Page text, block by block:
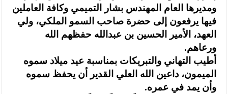
ومديرها العام المهندس بشار التميمي وكافة العاملين
فيها يرفعون إلى حضرة صاحب السمو الملكي، ولي
العهد، الأمير الحسين بن عبدالله حفظهم الله
ورعاهم.
أطيب التهاني والتبريكات بمناسبة عيد ميلاد سموه
الميمون، داعين الله العلي القدير أن يحفظ سموه
وأن يمد في عمره.